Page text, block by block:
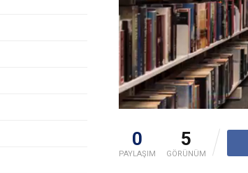
0
PAYLAŞIM
5
GÖRÜNÜM